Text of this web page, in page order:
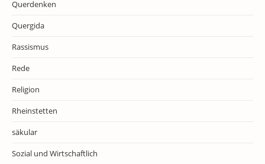
Querdenken
Quergida
Rassismus
Rede
Religion
Rheinstetten
säkular
Sozial und Wirtschaftlich